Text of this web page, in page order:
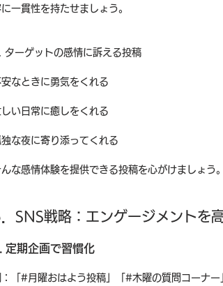
一貫性を持たせましょう。
ターゲットの感情に訴える投稿
なときに勇気をくれる
い日常に癒しをくれる
な夜に寄り添ってくれる
な感情体験を提供できる投稿を心がけましょう。
SNS戦略：エンゲージメントを
定期企画で習慣化
：「#月曜おはよう投稿」「#木曜の質問コーナー